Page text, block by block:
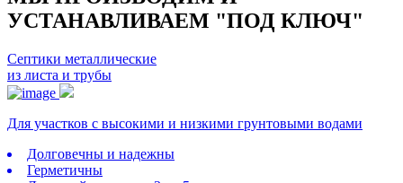
УСТАНАВЛИВАЕМ "ПОД КЛЮЧ"
Септики металлические
из листа и трубы
Для участков с высокими и низкими грунтовыми водами
Долговечны и надежны
Герметичны